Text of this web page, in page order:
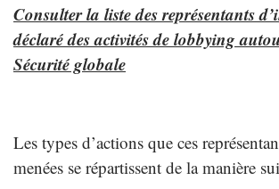
Consulter la liste des représentants
déclaré des activités de lobbying
Sécurité globale
Les types d’actions que ces
menées se répartissent de la manière